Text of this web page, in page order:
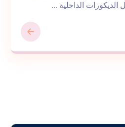
الداخلية ...